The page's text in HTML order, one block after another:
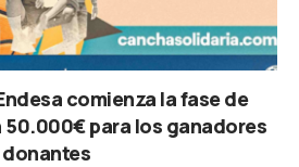
comienza la fase de
para los ganadores